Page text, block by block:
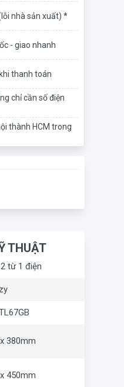
nhà sản xuất) *
- giao nhanh
thanh toán
chỉ cần số điện
thành HCM trong
THUẬT
từ 1 điện
380mm
450mm